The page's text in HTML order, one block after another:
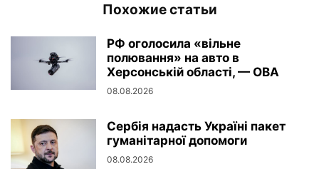
Похожие статьи
РФ оголосила «вільне
полювання» на авто в
Херсонській області, — ОВА
08.08.2026
Сербія надасть Україні пакет
гуманітарної допомоги
08.08.2026